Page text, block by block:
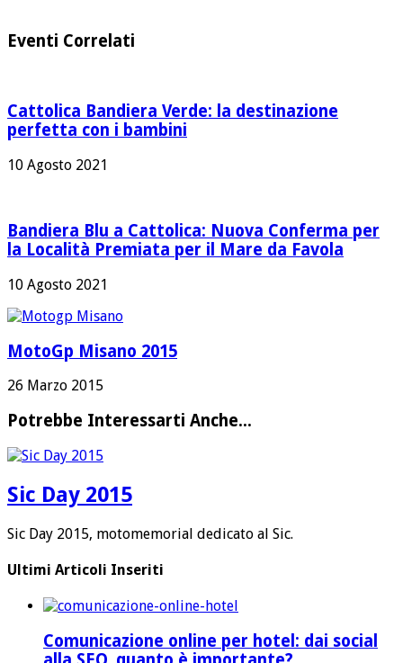
Eventi Correlati
Cattolica Bandiera Verde: la destinazione
perfetta con i bambini
10 Agosto 2021
Bandiera Blu a Cattolica: Nuova Conferma per
la Località Premiata per il Mare da Favola
10 Agosto 2021
MotoGp Misano 2015
26 Marzo 2015
Potrebbe Interessarti Anche...
Sic Day 2015
Sic Day 2015, motomemorial dedicato al Sic.
Ultimi Articoli Inseriti
Comunicazione online per hotel: dai social